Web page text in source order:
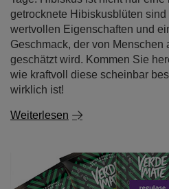
wie kraftvoll diese scheinbar
wirklich ist!
Weiterlesen